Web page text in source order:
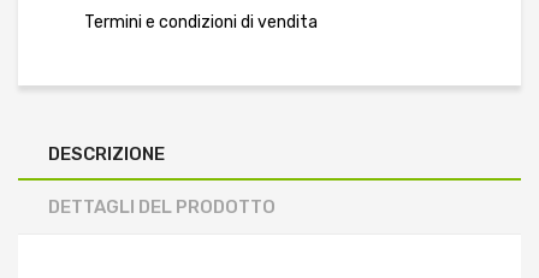
Termini e condizioni di vendita
DESCRIZIONE
DETTAGLI DEL PRODOTTO